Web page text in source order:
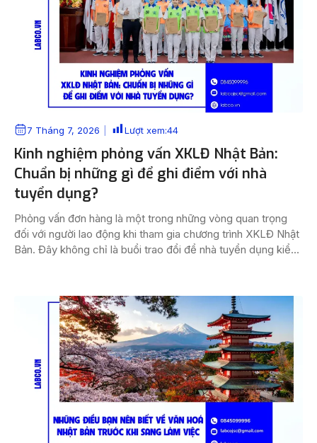
7 Tháng 7, 2026 Lượt xem:44
Kinh nghiệm phỏng vấn XKLĐ Nhật Bản:
Chuẩn bị những gì để ghi điểm với nhà
tuyển dụng?
Phỏng vấn đơn hàng là một trong những vòng quan trọng
đối với người lao động khi tham gia chương trình XKLĐ Nhật
Bản. Đây không chỉ là buổi trao đổi để nhà tuyển dụng kiểm